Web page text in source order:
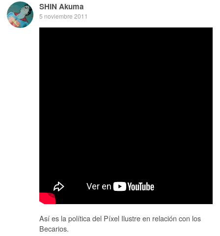
SHIN Akuma
5 noviembre 2011
Así es la política del Píxel Ilustre en relación con los
Becarios.